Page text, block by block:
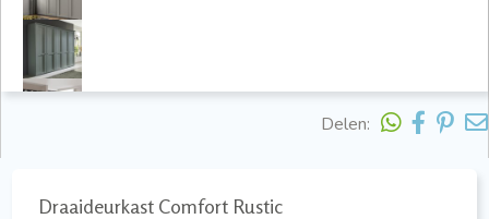
Delen:
Draaideurkast Comfort Rustic